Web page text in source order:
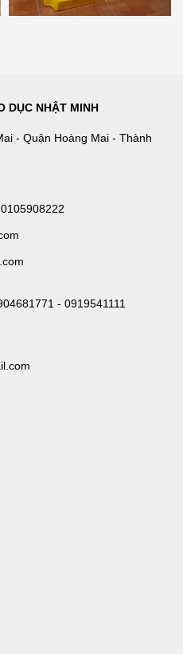
DỤC NHẬT MINH
- Quận Hoàng Mai - Thành
- 0919541111